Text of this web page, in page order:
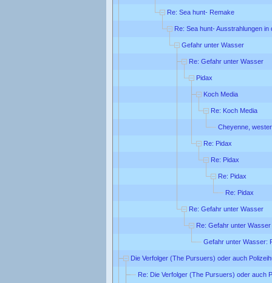
Re: Sea hunt- Remake
Re: Sea hunt- Ausstrahlungen in
Gefahr unter Wasser
Re: Gefahr unter Wasser
Pidax
Koch Media
Re: Koch Media
Cheyenne,
Re: Pidax
Re: Pidax
Re: Pidax
Re: Pidax
Re: Gefahr unter Wasser
Re: Gefahr unter Wasser
Gefahr unter Wasser:
Die Verfolger (The Pursuers) oder auch
Re: Die Verfolger (The Pursuers) oder auch